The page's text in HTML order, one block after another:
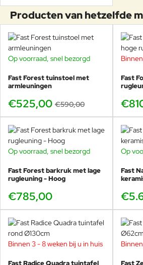
Producten van hetzelfde
-11%
Op voorraad, snel bezorgd
Fast Forest tuinstoel met
armleuningen
€525,00 €590,00
Fast
Op voorraad, snel bezorgd
Fast Forest barkruk met lage
rugleuning - Hoog
€785,00
Op
Fast
Binnen 3 - 8 weken bij u in huis
Fast Radice Quadra tuintafel
Fast